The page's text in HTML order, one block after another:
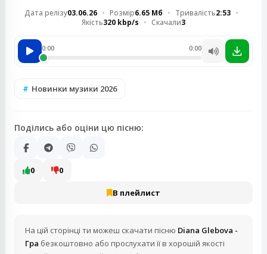
Дата релізу03.06.26 Розмір6.65 Мб Тривалість2:53
Якість320 kbp/s Скачали3
0:00 0:00
Новинки музики 2026
Поділись або оціни цю пісню:
0 0
В плейлист
На цій сторінці ти можеш скачати пісню Diana Glebova -
Гра безкоштовно або прослухати її в хорошій якості